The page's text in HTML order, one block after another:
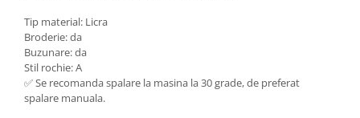
Tip material: Licra
Broderie: da
Buzunare: da
Stil rochie: A
✅ Se recomanda spalare la masina la 30 grade, de preferat
spalare manuala.